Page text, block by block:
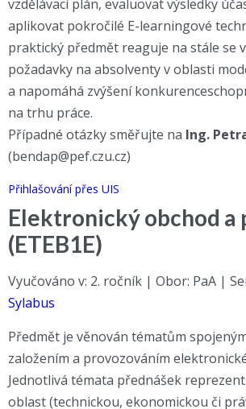
vzdělávací plán, evaluovat výsledky
aplikovat pokročilé E-learningové
praktický předmět reaguje na stále se
požadavky na absolventy v oblasti
a napomáhá zvýšení
na trhu práce.
Případné otázky směřujte na Ing.
(bendap@pef.czu.cz)
Přihlašování přes UIS
Elektronický obchod a
(ETEB1E)
Vyučováno v: 2. ročník | Obor: PaA |
Sylabus
Předmět je věnován tématům
založením a provozováním
Jednotlivá témata přednášek
oblast (technickou, ekonomickou či